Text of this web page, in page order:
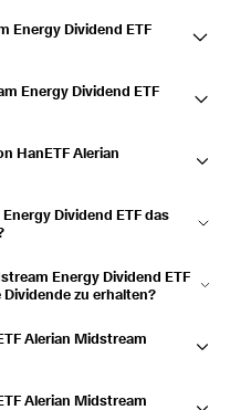
29.12.2023
1,45 %
30.06.2023
1,53 %
30.12.2022
1,56 %
01.07.2022
1,63 %
Energy Dividend ETF
Energy Dividend ETF
HanETF Alerian
gesunken.Dividend ETF das
Energy Dividend ETF
zu erhalten?
Ausschüttung erhalten.
Alerian Midstream
Alerian Midstream